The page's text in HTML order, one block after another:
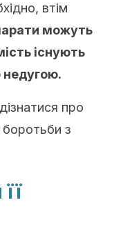
втім
можуть
існують
недугою.
про
боротьби з